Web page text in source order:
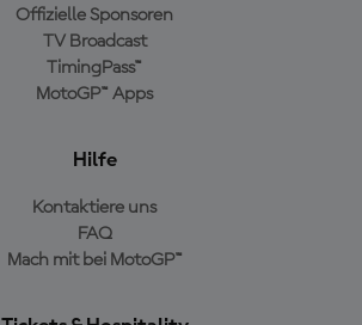
Offizielle Sponsoren
TV Broadcast
TimingPass™
MotoGP™ Apps
Hilfe
Kontaktiere uns
FAQ
Mach mit bei MotoGP™